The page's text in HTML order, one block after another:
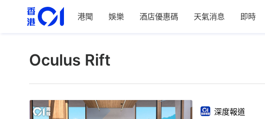
港聞 娛樂 酒店優惠碼 天氣消息 即時
Oculus Rift
深度報道